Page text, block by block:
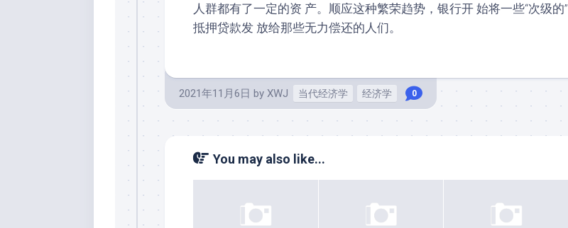
人群都有了一定的资 产。顺应这种繁荣趋势，银行开 始将一些“次级的”
抵押贷款发 放给那些无力偿还的人们。
2021年11月6日 by XWJ 当代经济学 经济学 0
You may also like...